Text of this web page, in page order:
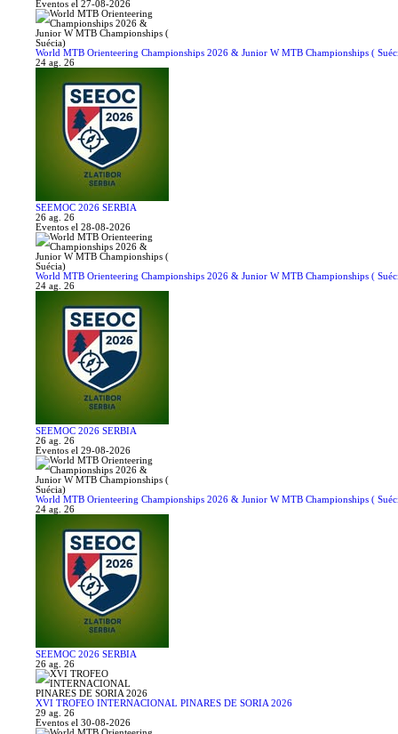
Eventos el 27-08-2026
World MTB Orienteering Championships 2026 & Junior W MTB Championships (
24 ag. 26
SEEMOC 2026 SERBIA
26 ag. 26
Eventos el 28-08-2026
World MTB Orienteering Championships 2026 & Junior W MTB Championships (
24 ag. 26
SEEMOC 2026 SERBIA
26 ag. 26
Eventos el 29-08-2026
World MTB Orienteering Championships 2026 & Junior W MTB Championships (
24 ag. 26
SEEMOC 2026 SERBIA
26 ag. 26
XVI TROFEO INTERNACIONAL PINARES DE SORIA 2026
29 ag. 26
Eventos el 30-08-2026